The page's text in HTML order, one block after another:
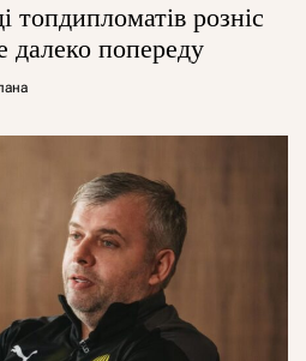
топдипломатів розніс
попереду